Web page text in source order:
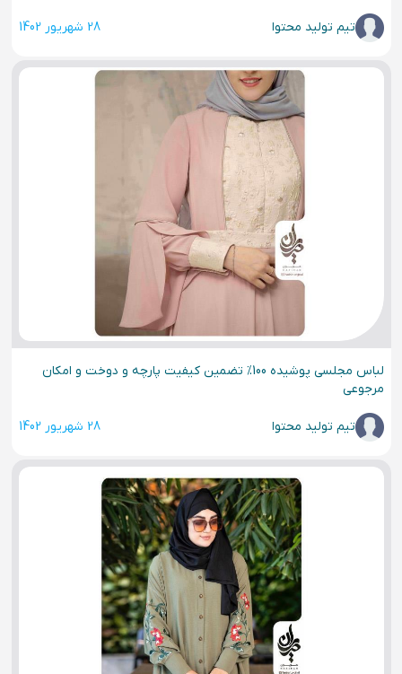
تیم تولید محتوا 28 شهریور 1402
لباس مجلسی پوشیده 100% تضمین کیفیت پارچه و دوخت و امکان
مرجوعی
تیم تولید محتوا 28 شهریور 1402